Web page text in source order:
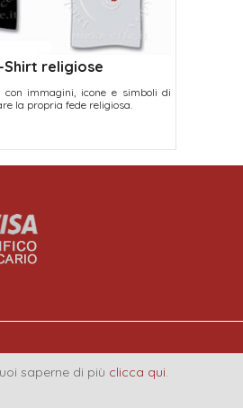
Shirt religiose
con immagini, icone e simboli di
la propria fede religiosa.
saperne di più clicca qui.